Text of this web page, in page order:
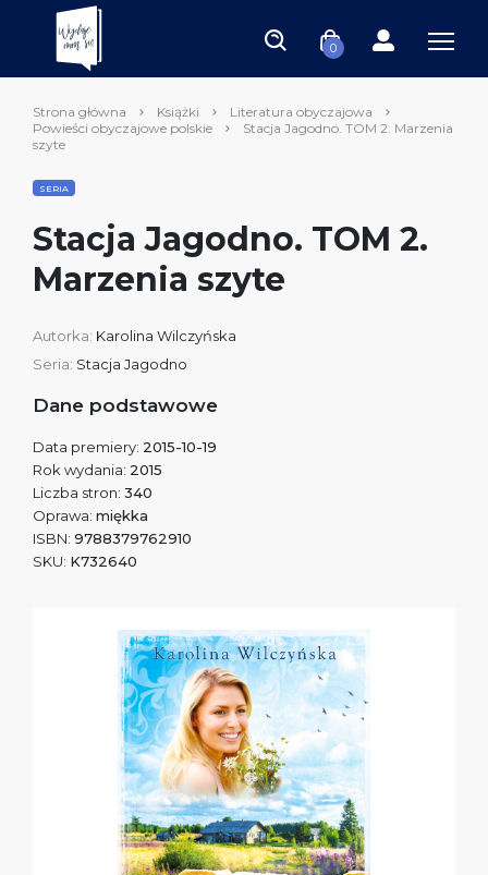
0
Strona główna Książki
Literatura obyczajowa
Powieści obyczajowe polskie
Stacja Jagodno. TOM 2. Marzenia
szyte
SERIA
Stacja Jagodno. TOM 2.
Marzenia szyte
Autorka: Karolina Wilczyńska
Seria: Stacja Jagodno
Dane podstawowe
Data premiery: 2015-10-19
Rok wydania: 2015
Liczba stron: 340
Oprawa: miękka
ISBN: 9788379762910
SKU: K732640